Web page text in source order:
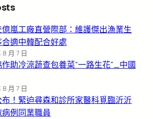
億嵐工廠直營際部：維護傑出漁業生
合適中韓配合好處
月 7 日
作助冷涼蔬查包養菜“一路生花”_中國
月 7 日
布！緊迫尋森和診所家醫科覓臨沂沂
例同業職員